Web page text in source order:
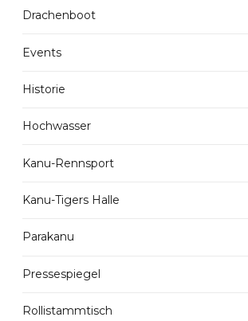
Drachenboot
Events
Historie
Hochwasser
Kanu-Rennsport
Kanu-Tigers Halle
Parakanu
Pressespiegel
Rollistammtisch